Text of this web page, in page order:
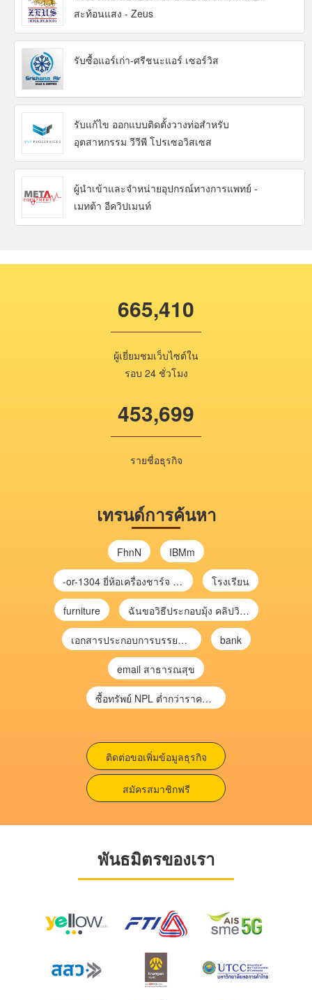
สะท้อนแสง - Zeus
รับซื้อแอร์เก่า-ศรีชนะแอร์ เซอร์วิส
รับแก้ไข ออกแบบติดตั้งวางท่อสำหรับ
อุตสาหกรรม วีวีพี โปรเซอวิสเซส
ผู้นำเข้าและจำหน่ายอุปกรณ์ทางการแพทย์ -
เมทต้า อีควิปเมนท์
665,410
ผู้เยี่ยมชมเว็บไซต์ใน
รอบ 24 ชั่วโมง
453,699
รายชื่อธุรกิจ
เทรนด์การค้นหา
FhnN IBMm
-or-1304 ยี่ห้อเครื่องชาร์จ chargecore โรงเรียน
furniture ฉันขอวิธีประกอบมุ้ง คลิปวิดีโอ การประกอบมุ้ง
เอกสารประกอบการบรรยาย การประเมินความเสี่ยงเพื่อวางแผนการตรวจสอบ \ bank
email สาธารณสุข
ซื้อทรัพย์ NPL ต่ำกว่าราคาตลาด 30-70% แบบไม่ต้องไปประมูล”
ติดต่อขอเพิ่มข้อมูลธุรกิจ
สมัครสมาชิกฟรี
พันธมิตรของเรา